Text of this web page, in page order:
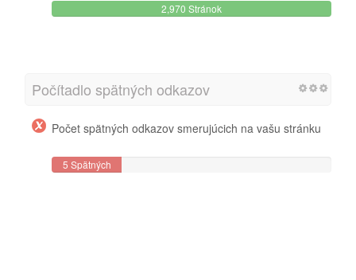
2,970 Stránok
Počítadlo spätných odkazov
Počet spätných odkazov smerujúcich na vašu stránku
5 Spätných